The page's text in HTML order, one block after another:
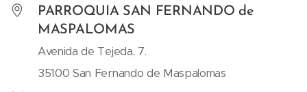
PARROQUIA SAN FERNANDO de
MASPALOMAS
Avenida de Tejeda, 7.
35100 San Fernando de Maspalomas